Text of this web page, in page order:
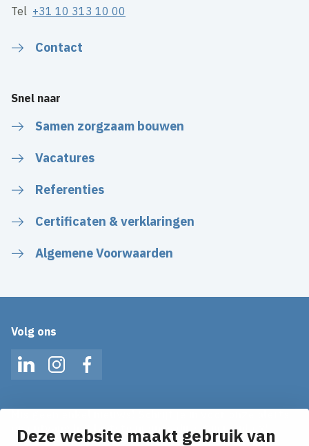
Deze website maakt gebruik van
Tel +31 10 313 10 00
Contact
Snel naar
Samen zorgzaam bouwen
Vacatures
Referenties
Certificaten & verklaringen
Algemene Voorwaarden
Volg ons
LinkedInInstagramFacebook
en ontvang het laatste nieuws direct in je inbox!